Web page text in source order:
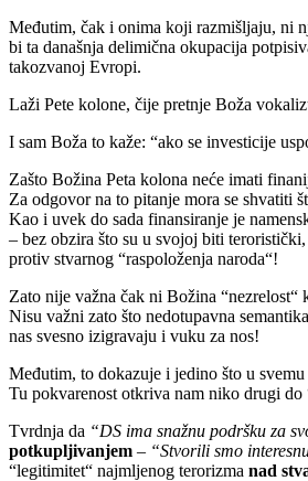
Međutim, čak i onima koji razmišljaju, ni
bi ta današnja delimična okupacija
takozvanoj Evropi.
Laži Pete kolone, čije pretnje Boža
I sam Boža to kaže: “ako se investicije
Zašto Božina Peta kolona neće imati
Za odgovor na to pitanje mora se shvatiti
Kao i uvek do sada finansiranje je
– bez obzira što su u svojoj biti
protiv stvarnog “raspoloženja naroda“!
Zato nije važna čak ni Božina
Nisu važni zato što nedotupavna
nas svesno izigravaju i vuku za nos!
Međutim, to dokazuje i jedino što u
Tu pokvarenost otkriva nam niko drugi
Tvrdnja da “DS ima snažnu podršku za
potkupljivanjem – “Stvorili smo
“legitimitet“ najmljenog terorizma nad